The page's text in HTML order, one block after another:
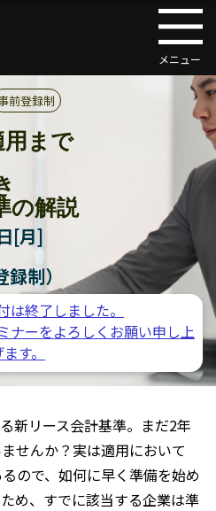
前登録制
用まで
の解説
[月]
制）
は終了しました。
ナーをよろしくお願い申し上
す。
新リース会計基準。まだ2年
せんか？実は適用において
ので、如何に早く準備を始め
め、すでに該当する企業は準